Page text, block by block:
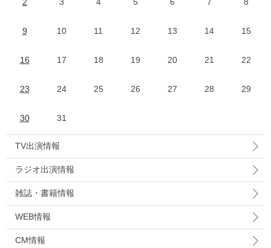
9 10 11 12 13 14 15
16 17 18 19 20 21 22
23 24 25 26 27 28 29
30 31
TV出演情報
ラジオ出演情報
雑誌・書籍情報
WEB情報
CM情報